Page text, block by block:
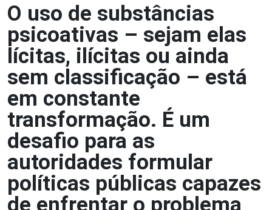
O uso de substâncias
psicoativas – sejam elas
lícitas, ilícitas ou ainda
sem classificação – está
em constante
transformação. É um
desafio para as
autoridades formular
políticas públicas capazes
de enfrentar o problema